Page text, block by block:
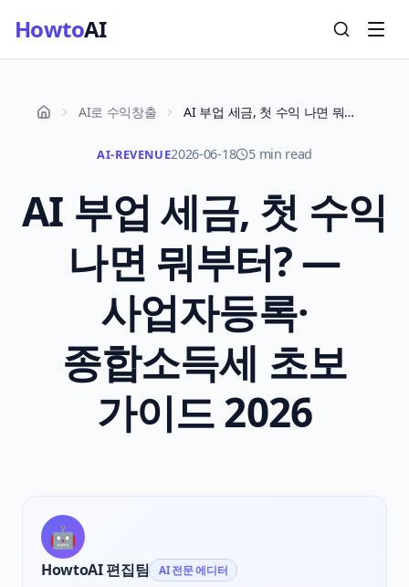
HowtoAI
AI로 수익창출 AI 부업 세금, 첫 수익 나면 뭐부터? — 사업자등록·종합소득세 초보 가이드 2026
AI-REVENUE2026-06-18 5 min read
AI 부업 세금, 첫 수익
나면 뭐부터? —
사업자등록·
종합소득세 초보
가이드 2026
🤖
HowtoAI 편집팀 AI 전문 에디터